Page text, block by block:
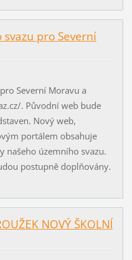
svazu pro Severní
Severní Moravu a
. Původní web bude
Nový web,
portálem obsahuje
našeho územního svazu.
postupně doplňovány.
NOVÝ ŠKOLNÍ